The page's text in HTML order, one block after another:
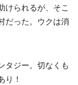
けられるが、そこ
だった。ウクは消
タジー。切なくも
り！